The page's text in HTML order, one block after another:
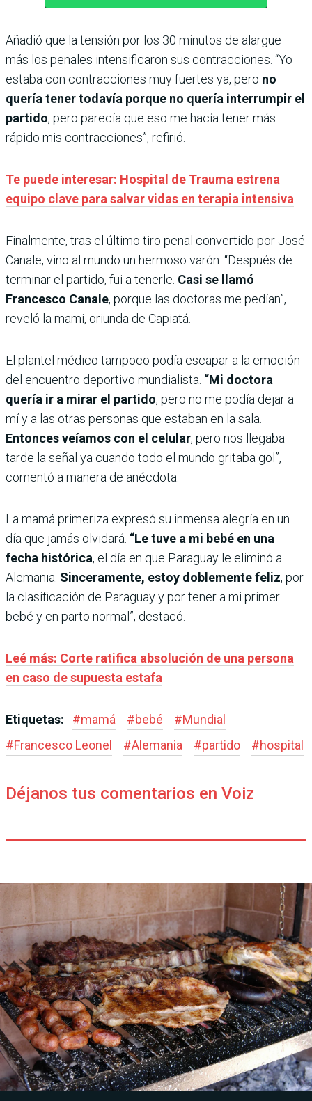
Añadió que la tensión por los 30 minutos de alargue
más los penales intensificaron sus contracciones. “Yo
estaba con contracciones muy fuertes ya, pero no
quería tener todavía porque no quería interrumpir el
partido, pero parecía que eso me hacía tener más
rápido mis contracciones”, refirió.
Te puede interesar: Hospital de Trauma estrena
equipo clave para salvar vidas en terapia intensiva
Finalmente, tras el último tiro penal convertido por José
Canale, vino al mundo un hermoso varón. “Después de
terminar el partido, fui a tenerle. Casi se llamó
Francesco Canale, porque las doctoras me pedían”,
reveló la mami, oriunda de Capiatá.
El plantel médico tampoco podía escapar a la emoción
del encuentro deportivo mundialista. “Mi doctora
quería ir a mirar el partido, pero no me podía dejar a
mí y a las otras personas que estaban en la sala.
Entonces veíamos con el celular, pero nos llegaba
tarde la señal ya cuando todo el mundo gritaba gol”,
comentó a manera de anécdota.
La mamá primeriza expresó su inmensa alegría en un
día que jamás olvidará. “Le tuve a mi bebé en una
fecha histórica, el día en que Paraguay le eliminó a
Alemania. Sinceramente, estoy doblemente feliz, por
la clasificación de Paraguay y por tener a mi primer
bebé y en parto normal”, destacó.
Leé más: Corte ratifica absolución de una persona
en caso de supuesta estafa
Etiquetas: #mamá #bebé #Mundial
#Francesco Leonel #Alemania #partido #hospital
Déjanos tus comentarios en Voiz